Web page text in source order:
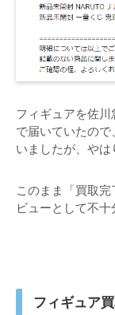
フィギュアを佐
で届いていたので
いましたが、や
このまま「買取
ビューとして不十
フィギュア